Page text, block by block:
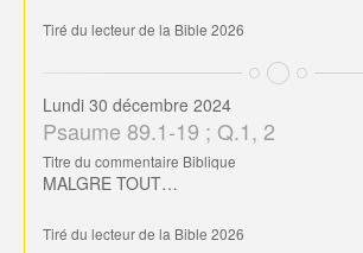
Tiré du lecteur de la Bible 2026
Lundi 30 décembre 2024
Psaume 89.1-19 ; Q.1, 2
Titre du commentaire Biblique
MALGRE TOUT…
Tiré du lecteur de la Bible 2026